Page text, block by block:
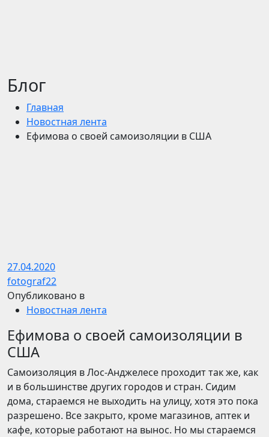
Блог
Главная
Новостная лента
Ефимова о своей самоизоляции в США
27.04.2020
fotograf22
Опубликовано в
Новостная лента
Ефимова о своей самоизоляции в
США
Самоизоляция в Лос-Анджелесе проходит так же, как
и в большинстве других городов и стран. Сидим
дома, стараемся не выходить на улицу, хотя это пока
разрешено. Все закрыто, кроме магазинов, аптек и
кафе, которые работают на вынос. Но мы стараемся